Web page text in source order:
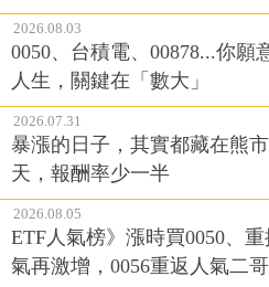
2026.08.03
0050、台積電、00878...你
人生，關鍵在「數大」
2026.07.31
暴漲的日子，其實都藏在熊
天，報酬率少一半
2026.08.05
ETF人氣榜》漲時買0050、
氣再激增，0056重返人氣二哥